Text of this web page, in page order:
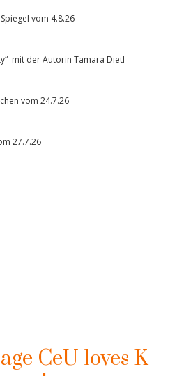
vom 4.8.26
mit der Autorin Tamara Dietl
vom 24.7.26
27.7.26
CeU loves K